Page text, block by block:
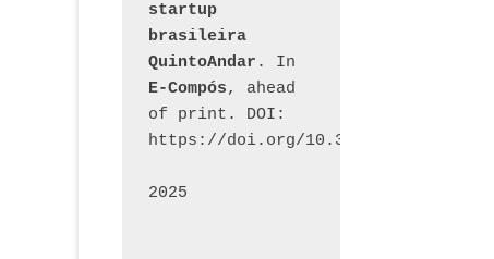
startup
brasileira
QuintoAndar
E-Compós, ahead
of print. DOI:
https://doi.org/10.30962/ecomps.3231
2025